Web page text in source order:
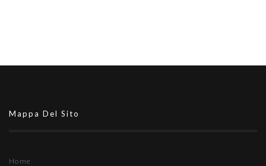
Mappa Del Sito
Home